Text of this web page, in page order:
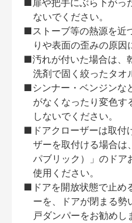
■扉や把手にぶら下がっ
ないでください。
■ストーブ等の熱源を近
りや表面の歪みの原因
■汚れが付いた場合は、
洗剤で固く絞ったタオ
■シンナー・ベンジンな
がなくなったり変色す
しないでください。
■ドアクローザーは取付
ザーを取付ける場合
パブリック）」のドア
使用ください。
■ドアを開放状態で止め
ーを、ドアが閉まる勢
戸ダンパーをお勧めし